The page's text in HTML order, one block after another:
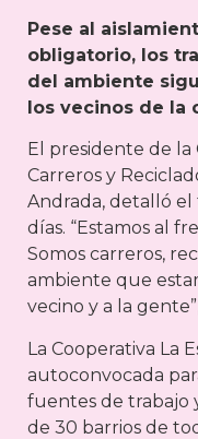
Pese al
obligatorio, los
del ambiente
los vecinos de la
El presidente de la
Carreros y
Andrada, detalló
días. “Estamos al
Somos carreros,
ambiente que
vecino y a la
La Cooperativa La
autoconvocada
fuentes de trabajo
de 30 barrios de